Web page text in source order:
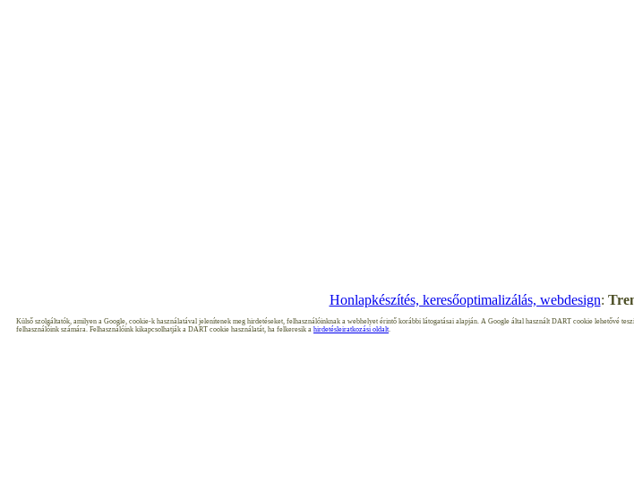
Honlapkészítés, keresőoptimalizálás, webdesign:
Külső szolgáltatók, amilyen a Google, cookie-k használatával jelenítenek meg hirdetéseket, felhasználóinknak a webhelyet érintő korábbi látogatásai alapján. A Google által használt DART cookie lehetővé
felhasználóink számára. Felhasználóink kikapcsolhatják a DART cookie használatát, ha felkeresik a hirdetésleiratkozási oldalt.